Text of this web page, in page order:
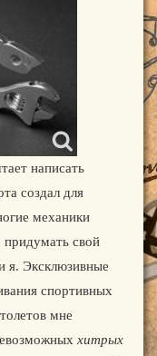
написать
создал для
механики
свой
я. Эксклюзивные
спортивных
мне
хитрых